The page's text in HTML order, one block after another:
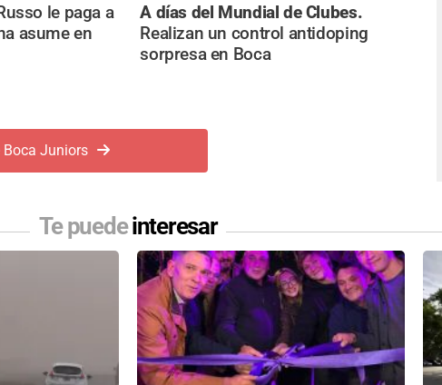
le paga a
asume en
A días del Mundial de Clubes.
Realizan un control antidoping
sorpresa en Boca
Boca Juniors
Te puedeinteresar